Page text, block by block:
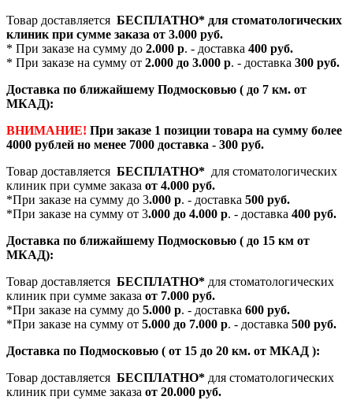
Товар доставляется БЕСПЛАТНО* для стоматологических
клиник при сумме заказа от 3.000 руб.
* При заказе на сумму до 2.000 р. - доставка 400 руб.
* При заказе на сумму от 2.000 до 3.000 р. - доставка 300 руб.
Доставка по ближайшему Подмосковью ( до 7 км. от
МКАД):
ВНИМАНИЕ! При заказе 1 позиции товара на сумму более
4000 рублей но менее 7000 доставка - 300 руб.
Товар доставляется БЕСПЛАТНО* для стоматологических
клиник при сумме заказа от 4.000 руб.
*При заказе на сумму до 3.000 р. - доставка 500 руб.
*При заказе на сумму от 3.000 до 4.000 р. - доставка 400 руб.
Доставка по ближайшему Подмосковью ( до 15 км от
МКАД):
Товар доставляется БЕСПЛАТНО* для стоматологических
клиник при сумме заказа от 7.000 руб.
*При заказе на сумму до 5.000 р. - доставка 600 руб.
*При заказе на сумму от 5.000 до 7.000 р. - доставка 500 руб.
Доставка по Подмосковью ( от 15 до 20 км. от МКАД ):
Товар доставляется БЕСПЛАТНО* для стоматологических
клиник при сумме заказа от 20.000 руб.